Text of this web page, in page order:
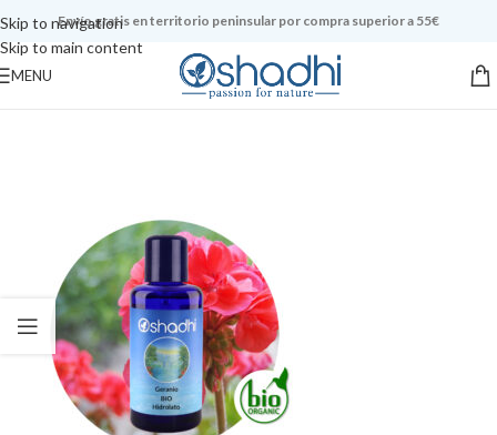
Skip to navigation
Skip to main content
Envío gratis en territorio peninsular por compra superior a 55€
MENU